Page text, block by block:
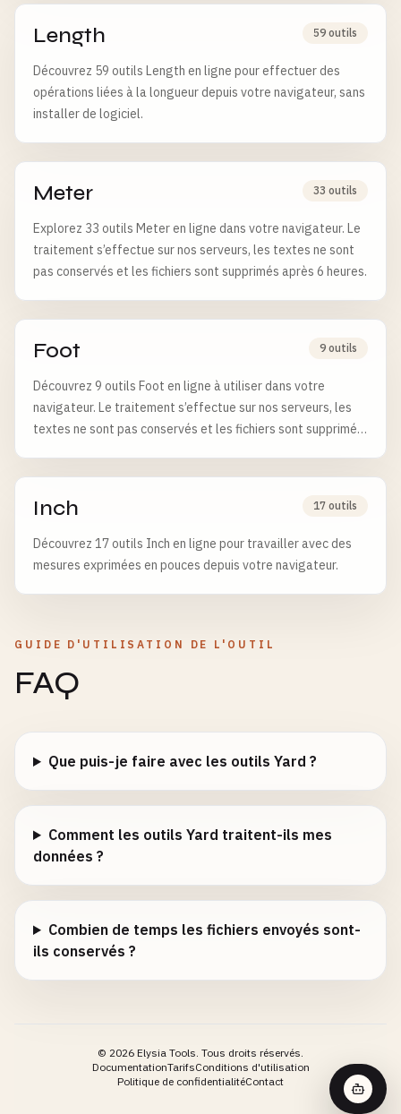
Length 59 outils
Découvrez 59 outils Length en ligne pour effectuer des
opérations liées à la longueur depuis votre navigateur, sans
installer de logiciel.
Meter 33 outils
Explorez 33 outils Meter en ligne dans votre navigateur. Le
traitement s’effectue sur nos serveurs, les textes ne sont
pas conservés et les fichiers sont supprimés après 6 heures.
Foot 9 outils
Découvrez 9 outils Foot en ligne à utiliser dans votre
navigateur. Le traitement s’effectue sur nos serveurs, les
textes ne sont pas conservés et les fichiers sont supprimés
Inch 17 outils
Découvrez 17 outils Inch en ligne pour travailler avec des
mesures exprimées en pouces depuis votre navigateur.
GUIDE D'UTILISATION DE L'OUTIL
FAQ
Que puis-je faire avec les outils Yard ?
Comment les outils Yard traitent-ils mes
données ?
Combien de temps les fichiers envoyés sont-
ils conservés ?
© 2026 Elysia Tools. Tous droits réservés.
DocumentationTarifsConditions d'utilisation
Politique de confidentialitéContact